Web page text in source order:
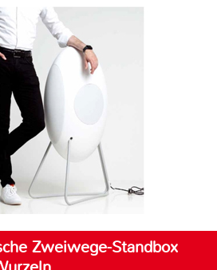
Zweiwege-Standbox